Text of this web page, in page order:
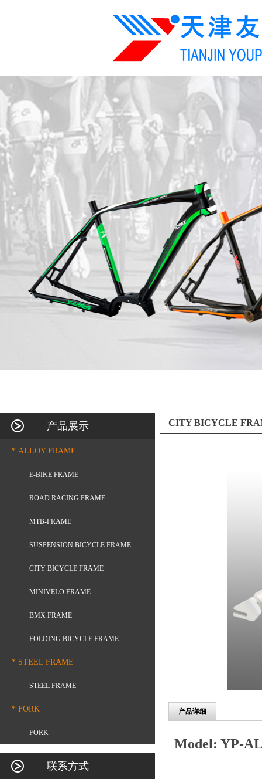
产品展示
* ALLOY FRAME
E-BIKE FRAME
ROAD RACING FRAME
MTB-FRAME
SUSPENSION BICYCLE FRAME
CITY BICYCLE FRAME
MINIVELO FRAME
BMX FRAME
FOLDING BICYCLE FRAME
* STEEL FRAME
STEEL FRAME
* FORK
FORK
联系方式
CITY BICYCLE
产品详细
Model: YP-